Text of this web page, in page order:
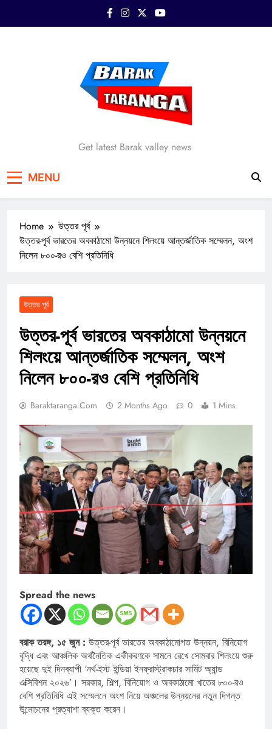
Barak Taranga
Get latest Barak valley news
MENU
Home
উত্তর পূর্ব
উত্তর-পূর্ব ভারতের অবকাঠামো উন্নয়নে শিলংয়ে আন্তর্জাতিক সম্মেলন, অংশ
নিলেন ৮০০-রও বেশি প্রতিনিধি
উত্তর পূর্ব
উত্তর-পূর্ব ভারতের অবকাঠামো উন্নয়নে
শিলংয়ে আন্তর্জাতিক সম্মেলন, অংশ
নিলেন ৮০০-রও বেশি প্রতিনিধি
Baraktaranga.com 2 Months Ago 0 1 Mins
Spread the news
বরাক তরঙ্গ, ১৫ জুন : উত্তর-পূর্ব ভারতের অবকাঠামোগত উন্নয়ন, বিনিয়োগ
বৃদ্ধি এবং আঞ্চলিক অর্থনৈতিক একীকরণকে সামনে রেখে সোমবার শিলংয়ে শুরু
হয়েছে দুই দিনব্যাপী ‘নর্থ-ইস্ট ইন্ডিয়া ইনফ্রাস্ট্রাকচার সামিট অ্যান্ড
এক্সিবিশন ২০২৬’। সরকার, শিল্প, বিনিয়োগ ও অবকাঠামো খাতের ৮০০-রও
বেশি প্রতিনিধি এই সম্মেলনে অংশ নিয়ে অঞ্চলের উন্নয়নের নতুন দিগন্ত
উন্মোচনের প্রত্যাশা ব্যক্ত করেন।